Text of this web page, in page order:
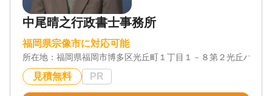
中尾晴之行政書士事務所
福岡県宗像市に対応可能
所在地： 福岡県福岡市博多区光丘町１丁目１－８第２光丘ハイツ
見積無料 PR